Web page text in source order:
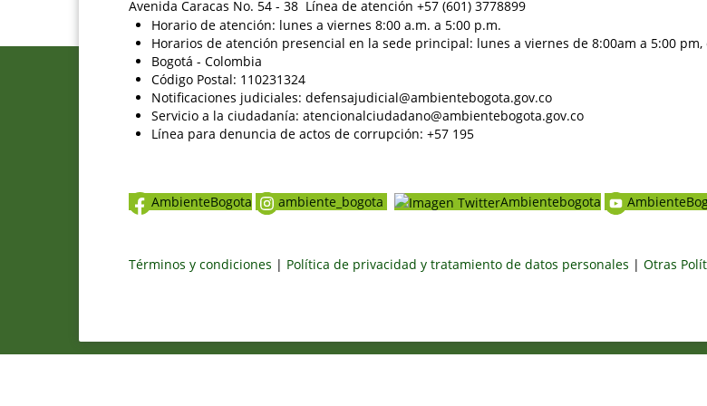
Avenida Caracas No. 54 - 38 Línea de atención +57 (601) 3778899
Horario de atención: lunes a viernes 8:00 a.m. a 5:00 p.m.
Horarios de atención presencial en la sede principal: lunes a viernes de 8:00am a 5:00
Bogotá - Colombia
Código Postal: 110231324
Notificaciones judiciales: defensajudicial@ambientebogota.gov.co
Servicio a la ciudadanía: atencionalciudadano@ambientebogota.gov.co
Línea para denuncia de actos de corrupción: +57 195
AmbienteBogota ambiente_bogota Ambientebogota
Términos y condiciones | Política de privacidad y tratamiento de datos personales | Otras